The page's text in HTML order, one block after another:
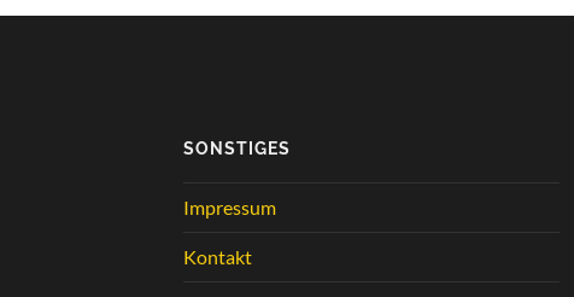
SONSTIGES
Impressum
Kontakt